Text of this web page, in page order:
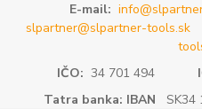
E-mail:
slpartner@slpartner-tools.sk
IČO: 34 701 494
Tatra banka: IBAN SK34